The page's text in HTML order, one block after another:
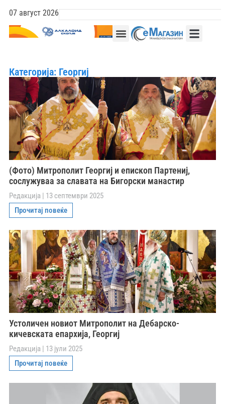
07 август 2026
Категорија: Георгиј
(Фото) Митрополит Георгиј и епископ Партениј,
сослужуваа за славата на Бигорски манастир
Редакција
13 септември 2025
Прочитај повеќе
Устоличен новиот Митрополит на Дебарско-
кичевската епархија, Георгиј
Редакција
13 јули 2025
Прочитај повеќе